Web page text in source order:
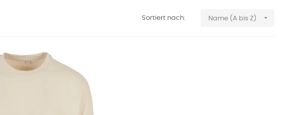
Sortiert nach: Name (A bis Z) 